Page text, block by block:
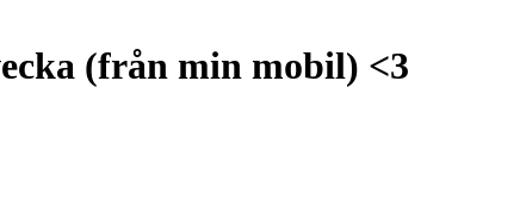
(från min mobil) <3